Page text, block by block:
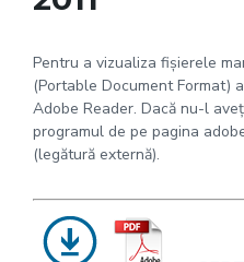
Pentru a vizualiza fişierele
(Portable Document Format)
Adobe Reader. Dacă nu-l
programul de pe pagina
(legătură externă).